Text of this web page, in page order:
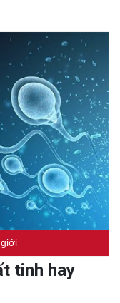
tinh hay